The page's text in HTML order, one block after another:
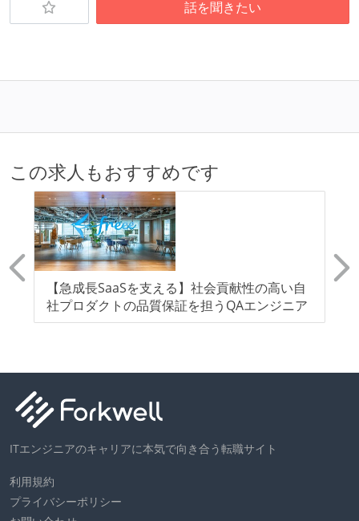
各メンバーが実装したコードのマージは Pull Request
自動（＝システム化され、1コマンドで実行できる）
コードによるインフラ構成管理（Infrastructure as
Code）の環境が整備されている
オープンな情報共有
人事情報や秘匿性の高い内容を除いて、経営陣やマネ
ージャー以上の会議での議事録が社員にも公開されて
いる
取り組みをしている）
大規模サービスの開発
テーブル数が多い (数百以上)
ド以上）
話を聞きたい
この求人もおすすめです
【急成長SaaSを支える】社会貢献性の高い自
社プロダクトの品質保証を担うQAエンジニア
ITエンジニアのキャリアに本気で向き合う転職サイト
利用規約
プライバシーポリシー